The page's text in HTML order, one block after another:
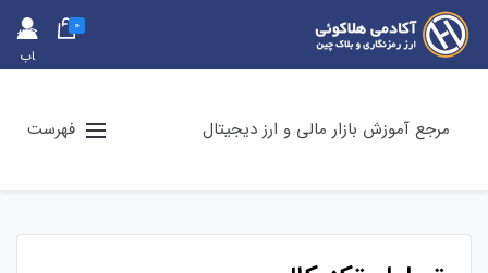
حس
اب
0
مرجع آموزش بازار مالی و ارز دیجیتال فهرست